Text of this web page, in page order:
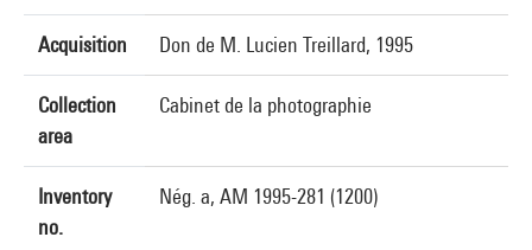
Acquisition Don de M. Lucien Treillard, 1995
Collection
area
Cabinet de la photographie
Inventory
no.
Nég. a, AM 1995-281 (1200)